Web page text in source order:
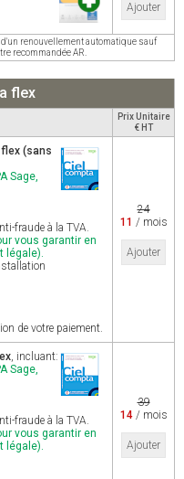
Ajouter
renouvellement automatique sauf
recommandée AR.
flex
Prix Unitaire
€ HT
(sans
Sage,
fraude à la TVA.
vous garantir en
légale).
de votre paiement.
24
11 / mois
Ajouter
, incluant:
Sage,
fraude à la TVA.
vous garantir en
légale).
39
14/ mois
Ajouter